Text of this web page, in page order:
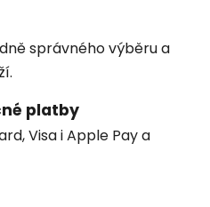
správného výběru a
platby
Visa i Apple Pay a